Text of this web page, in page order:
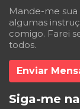
Mande-me
algumas
comigo. Farei
todos.
Enviar
Siga-me